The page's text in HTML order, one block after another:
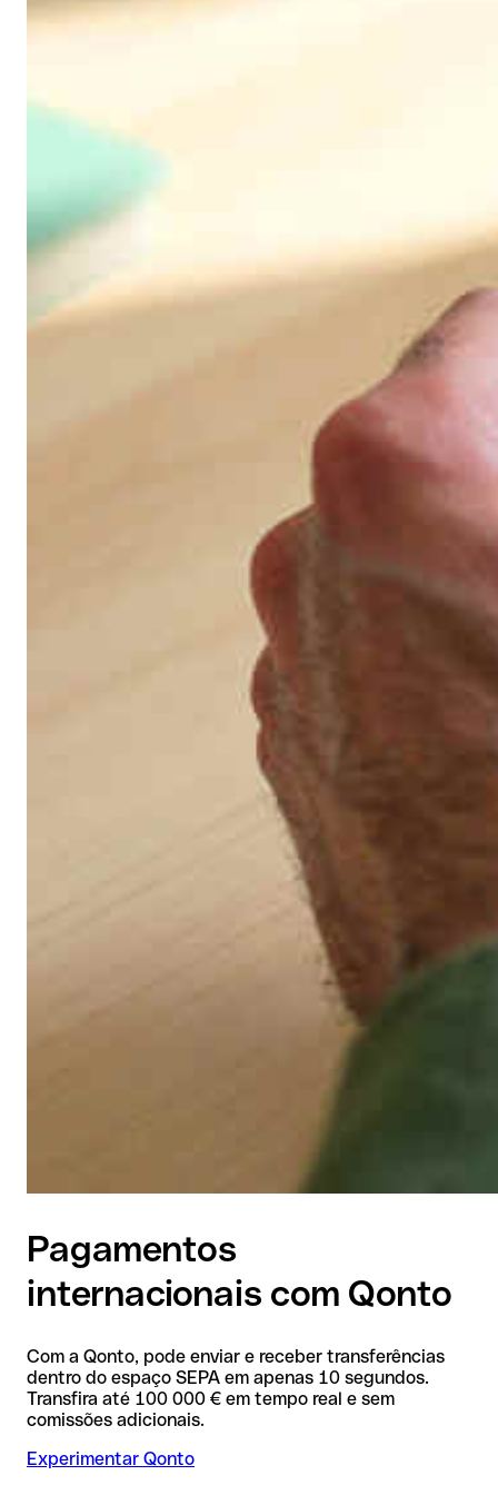
Pagamentos
internacionais com Qonto
Com a Qonto, pode enviar e receber transferências
dentro do espaço SEPA em apenas 10 segundos.
Transfira até 100 000 € em tempo real e sem
comissões adicionais.
Experimentar Qonto